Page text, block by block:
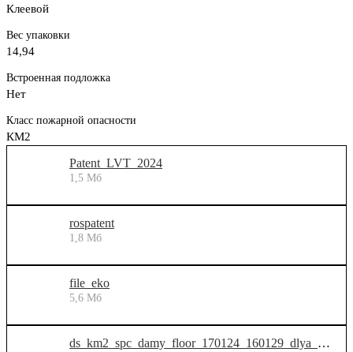
Клеевой
Вес упаковки
14,94
Встроенная подложка
Нет
Класс пожарной опасности
КМ2
Patent_LVT_2024
1,5 Мб
rospatent
1,8 Мб
file_eko
5,6 Мб
ds_km2_spc_damy_floor_170124_160129_dlya_dilerov